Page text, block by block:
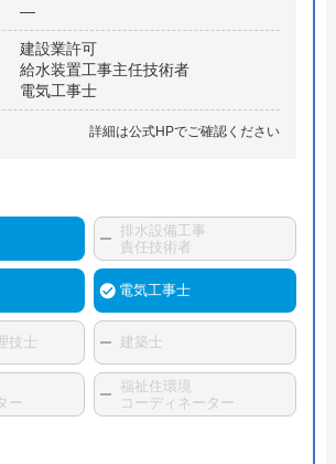
―
建設業許可
給水装置工事主任技術者
電気工事士
詳細は公式HPでご確認ください
排水設備工事
責任技術者
電気工事士
技士 建築士
ー
福祉住環境
コーディネーター